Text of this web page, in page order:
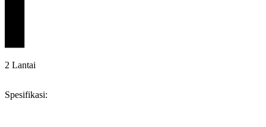
2 Lantai
Spesifikasi: